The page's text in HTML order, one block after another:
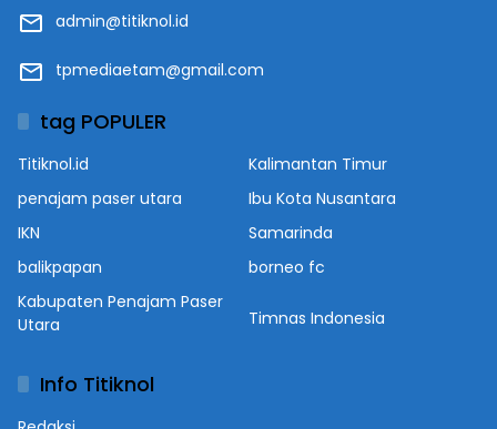
admin@titiknol.id
tpmediaetam@gmail.com
tag POPULER
Titiknol.id
Kalimantan Timur
penajam paser utara
Ibu Kota Nusantara
IKN
Samarinda
balikpapan
borneo fc
Kabupaten Penajam Paser
Utara
Timnas Indonesia
Info Titiknol